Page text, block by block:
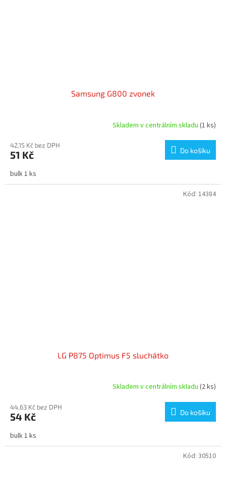
Samsung G800 zvonek
Skladem v centrálním skladu (1 ks)
42,15 Kč bez DPH
51 Kč Do košíku
bulk 1 ks
LG P875 Optimus F5 sluchátko
Skladem v centrálním skladu (2 ks)
44,63 Kč bez DPH
54 Kč Do košíku
bulk 1 ks
Kód: 14384
Kód: 30510